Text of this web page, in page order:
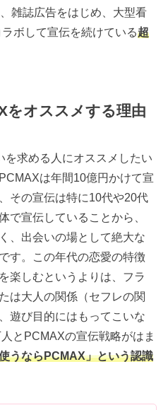
雑誌広告をはじめ、大型看
ボして宣伝を続けている超
をオススメする理由
求める人にオススメしたい
は年間10億円かけて宣
その宣伝は特に10代や20代
で宣伝していることから、
、出会いの場として絶大な
す。この年代の恋愛の特徴
楽しむというよりは、フラ
は大人の関係（セフレの関
遊び目的にはもってこいな
とPCMAXの宣伝戦略がはま
うならPCMAX」という認識